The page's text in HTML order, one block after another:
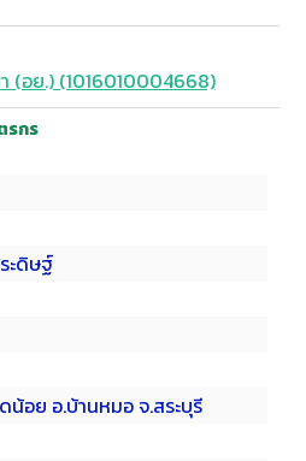
(อย.) (1016010004668)
รกร
ะดิษฐ์
อย อ.บ้านหมอ จ.สระบุรี